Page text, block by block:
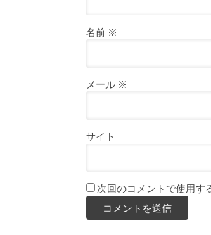
名前 ※
メール ※
サイト
次回のコメントで使用す